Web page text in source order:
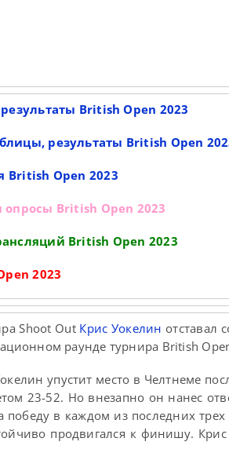
British Open 2023
результаты British Open
British Open 2023
опросы British Open 2023
British Open 2023
2023
Shoot Out Крис Уокелин отставал
раунде турнира British
упустит место в Челтнеме
23-52. Но внезапно он нанес
в каждом из последних трех
продвигался к финишу.